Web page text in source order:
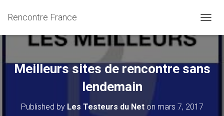
Rencontre France
Meilleurs sites de rencontre sans
lendemain
Published by Les Testeurs du Neton mars 7, 2017